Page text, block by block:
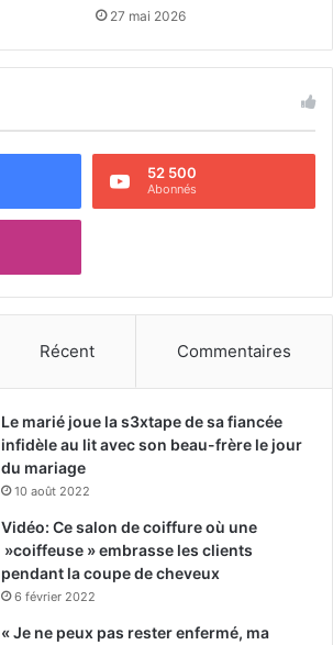
27 mai 2026
52 500
Abonnés
Récent Commentaires
Le marié joue la s3xtape de sa fiancée
infidèle au lit avec son beau-frère le jour
du mariage
10 août 2022
Vidéo: Ce salon de coiffure où une
»coiffeuse » embrasse les clients
pendant la coupe de cheveux
6 février 2022
« Je ne peux pas rester enfermé, ma